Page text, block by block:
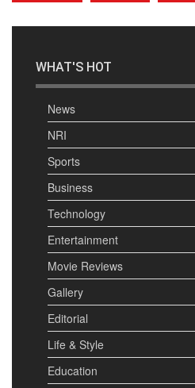
WHAT'S HOT
News
NRI
Sports
Business
Technology
Entertainment
Movie Reviews
Gallery
Editorial
Life & Style
Education